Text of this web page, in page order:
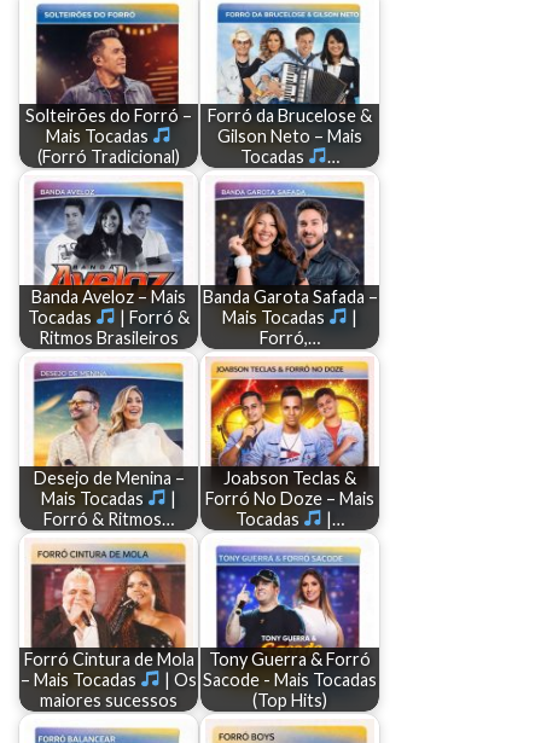
Solteirões do Forró –
Mais Tocadas
(Forró Tradicional)
Forró da Brucelose &
Gilson Neto – Mais
Tocadas
…
Banda Aveloz – Mais
Tocadas
| Forró &
Ritmos Brasileiros
Banda Garota Safada –
Mais Tocadas
|
Forró,…
Desejo de Menina –
Mais Tocadas
|
Forró & Ritmos…
Joabson Teclas &
Forró No Doze – Mais
Tocadas
|…
Forró Cintura de Mola
– Mais Tocadas
| Os
maiores sucessos
Tony Guerra & Forró
Sacode - Mais Tocadas
(Top Hits)